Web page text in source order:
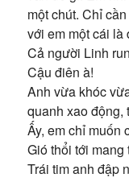
một chút. Chỉ
với em một cái là
Cả người Linh
Cậu điên à!
Anh vừa khóc
quanh xao động,
Ấy, em chỉ muốn
Gió thổi tới mang
Trái tim anh đập